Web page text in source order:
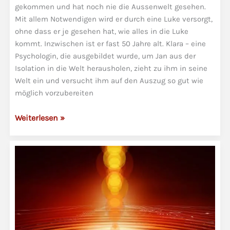
gekommen und hat noch nie die Aussenwelt gesehen.
Mit allem Notwendigen wird er durch eine Luke versorgt,
ohne dass er je gesehen hat, wie alles in die Luke
kommt. Inzwischen ist er fast 50 Jahre alt. Klara – eine
Psychologin, die ausgebildet wurde, um Jan aus der
Isolation in die Welt herausholen, zieht zu ihm in seine
Welt ein und versucht ihm auf den Auszug so gut wie
möglich vorzubereiten
Die
spielerische
Perspektive
Weiterlesen »